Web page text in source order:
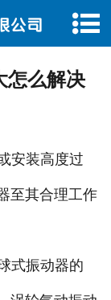
首页
应用
怎么解决
安装高度过
至其合理工作
式振动器的